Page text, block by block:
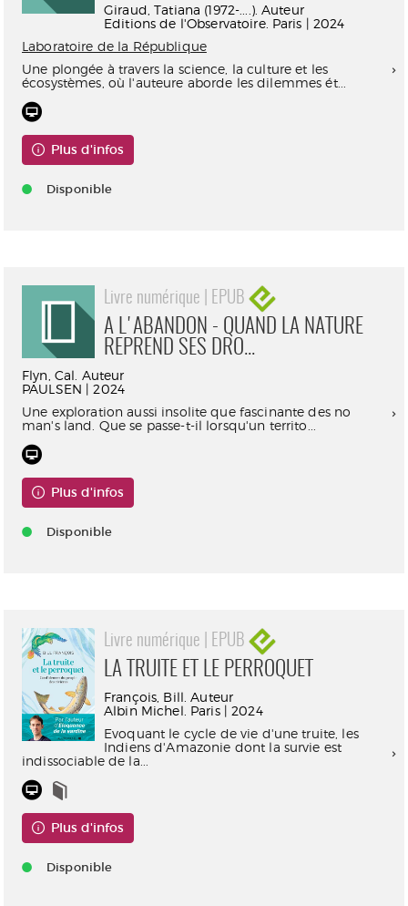
Giraud, Tatiana (1972-....). Auteur
Editions de l'Observatoire. Paris | 2024
Laboratoire de la République
Une plongée à travers la science, la culture et les
écosystèmes, où l'auteure aborde les dilemmes ét...
Plus d'infos
Disponible
Livre numérique | EPUB
A L'ABANDON - QUAND LA NATURE
REPREND SES DRO...
Flyn, Cal. Auteur
PAULSEN | 2024
Une exploration aussi insolite que fascinante des no
man's land. Que se passe-t-il lorsqu'un territo...
Plus d'infos
Disponible
Livre numérique | EPUB
LA TRUITE ET LE PERROQUET
François, Bill. Auteur
Albin Michel. Paris | 2024
Evoquant le cycle de vie d'une truite, les
Indiens d'Amazonie dont la survie est
indissociable de la...
Plus d'infos
Disponible